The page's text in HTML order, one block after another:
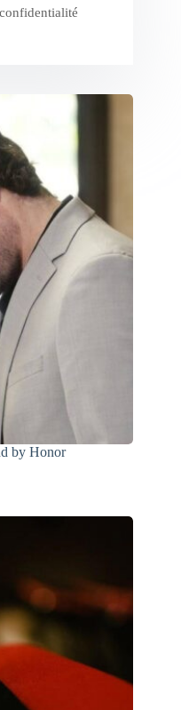
by Honor